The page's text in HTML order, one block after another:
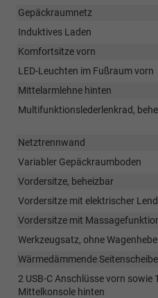
Gepäckraumnetz
Induktives Laden
Komfortsitze vorn
LED-Leuchten im Fußraum vorn
Mittelarmlehne hinten
Multifunktionslederlenkrad,
Netztrennwand
Variabler Gepäckraumboden
Vordersitze, beheizbar
Vordersitze mit elektrischer
Vordersitze mit
Werkzeugsatz, ohne
Wärmedämmende
2 USB-C Anschlüsse vorn sowie
Mittelkonsole hinten